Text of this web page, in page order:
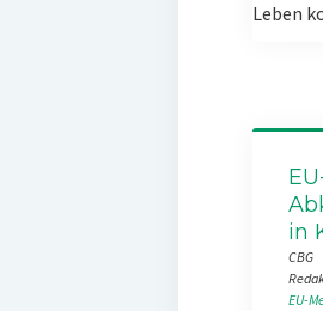
Leben
in
CBG
EU-